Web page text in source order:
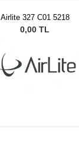
Airlite 327 C01 5218
0,00 TL